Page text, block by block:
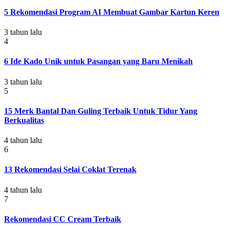
5 Rekomendasi Program AI Membuat Gambar Kartun Keren
3 tahun lalu
4
6 Ide Kado Unik untuk Pasangan yang Baru Menikah
3 tahun lalu
5
15 Merk Bantal Dan Guling Terbaik Untuk Tidur Yang
Berkualitas
4 tahun lalu
6
13 Rekomendasi Selai Coklat Terenak
4 tahun lalu
7
Rekomendasi CC Cream Terbaik